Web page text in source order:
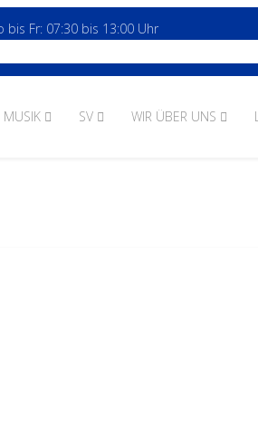
bis Fr: 07:30 bis 13:00 Uhr
MUSIK SV WIR ÜBER UNS